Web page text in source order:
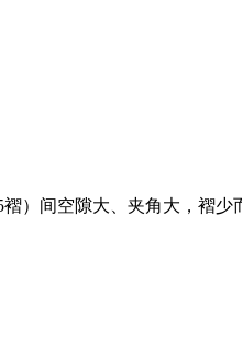
）间空隙大、夹角大，褶